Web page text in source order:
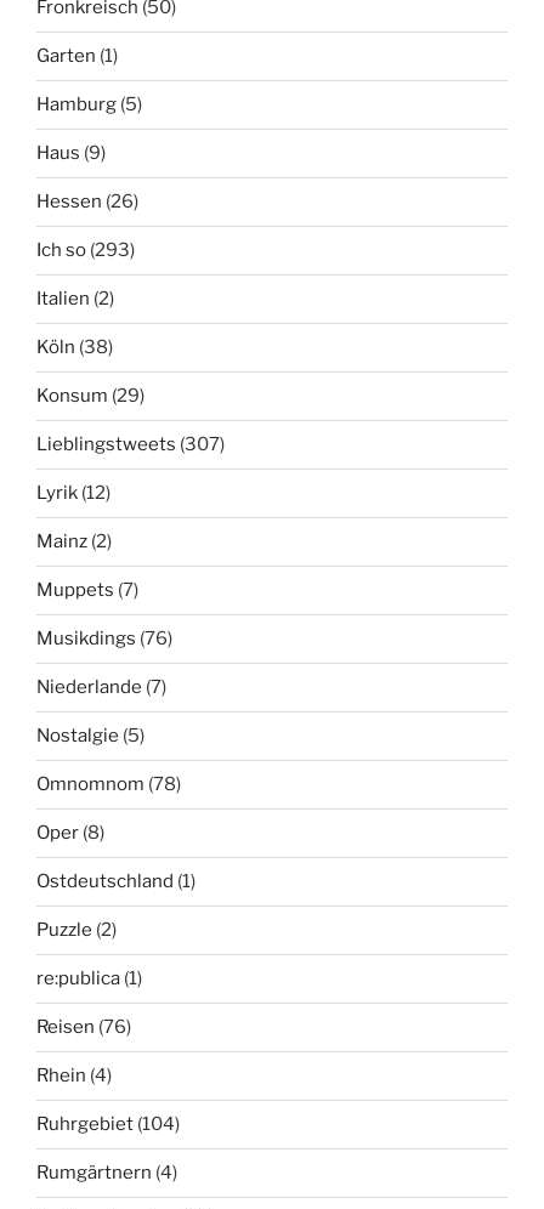
Fronkreisch (50)
Garten (1)
Hamburg (5)
Haus (9)
Hessen (26)
Ich so (293)
Italien (2)
Köln (38)
Konsum (29)
Lieblingstweets (307)
Lyrik (12)
Mainz (2)
Muppets (7)
Musikdings (76)
Niederlande (7)
Nostalgie (5)
Omnomnom (78)
Oper (8)
Ostdeutschland (1)
Puzzle (2)
re:publica (1)
Reisen (76)
Rhein (4)
Ruhrgebiet (104)
Rumgärtnern (4)